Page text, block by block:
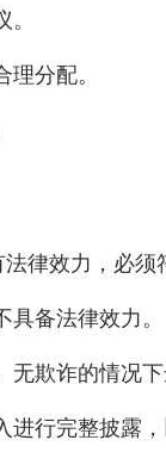
分配。
律效力，必须
备法律效力。
无欺诈的情况
进行完整披露